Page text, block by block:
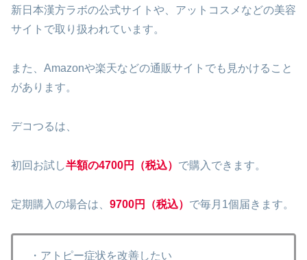
新日本漢方ラボの公式サイトや、アットコスメなどの美容
サイトで取り扱われています。
また、Amazonや楽天などの通販サイトでも見かけること
があります。
デコつるは、
初回お試し半額の4700円（税込） で購入できます。
定期購入の場合は、 9700円（税込） で毎月1個届きます。
・アトピー症状を改善したい